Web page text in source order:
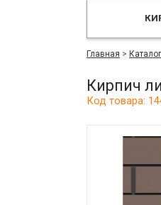
Главная > Каталог
Кирпич
Код товара: